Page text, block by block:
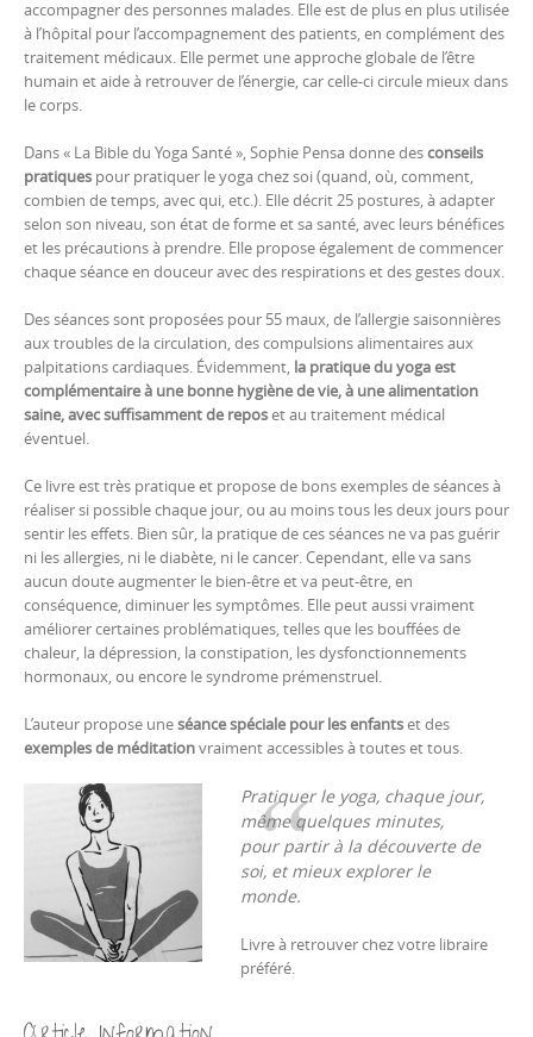
accompagner des personnes malades. Elle est de plus en plus utilisée
à l’hôpital pour l’accompagnement des patients, en complément des
traitement médicaux. Elle permet une approche globale de l’être
humain et aide à retrouver de l’énergie, car celle-ci circule mieux dans
le corps.
Dans « La Bible du Yoga Santé », Sophie Pensa donne desconseils
pratiques pour pratiquer le yoga chez soi (quand, où, comment,
combien de temps, avec qui, etc.). Elle décrit 25 postures, à adapter
selon son niveau, son état de forme et sa santé, avec leurs bénéfices
et les précautions à prendre. Elle propose également de commencer
chaque séance en douceur avec des respirations et des gestes doux.
Des séances sont proposées pour 55 maux, de l’allergie saisonnières
aux troubles de la circulation, des compulsions alimentaires aux
palpitations cardiaques. Évidemment, la pratique du yoga est
complémentaire à une bonne hygiène de vie, à une alimentation
saine, avec suffisamment de reposet au traitement médical
éventuel.
Ce livre est très pratique et propose de bons exemples de séances à
réaliser si possible chaque jour, ou au moins tous les deux jours pour
sentir les effets. Bien sûr, la pratique de ces séances ne va pas guérir
ni les allergies, ni le diabète, ni le cancer. Cependant, elle va sans
aucun doute augmenter le bien-être et va peut-être, en
conséquence, diminuer les symptômes. Elle peut aussi vraiment
améliorer certaines problématiques, telles que les bouffées de
chaleur, la dépression, la constipation, les dysfonctionnements
hormonaux, ou encore le syndrome prémenstruel.
L’auteur propose uneséance spéciale pour les enfantset des
exemples de méditationvraiment accessibles à toutes et tous.
Pratiquer le yoga, chaque jour,
même quelques minutes,
pour partir à la découverte de
soi, et mieux explorer le
monde.
Livre à retrouver chez votre libraire
préféré.